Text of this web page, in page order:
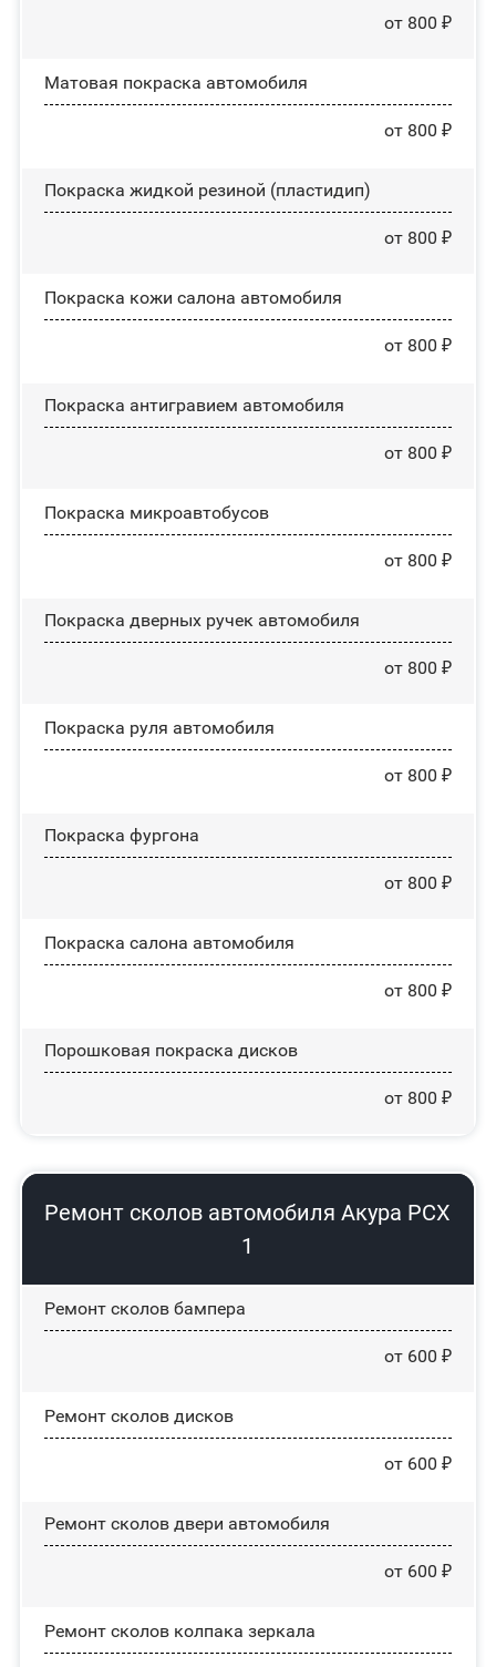
от 800 ₽
Матовая покраска автомобиля
от 800 ₽
Покраска жидкой резиной (пластидип)
от 800 ₽
Покраска кожи салона автомобиля
от 800 ₽
Покраска антигравием автомобиля
от 800 ₽
Покраска микроавтобусов
от 800 ₽
Покраска дверных ручек автомобиля
от 800 ₽
Покраска руля автомобиля
от 800 ₽
Покраска фургона
от 800 ₽
Покраска салона автомобиля
от 800 ₽
Порошковая покраска дисков
от 800 ₽
Ремонт сколов автомобиля Акура РСХ
1
Ремонт сколов бампера
от 600 ₽
Ремонт сколов дисков
от 600 ₽
Ремонт сколов двери автомобиля
от 600 ₽
Ремонт сколов колпака зеркала